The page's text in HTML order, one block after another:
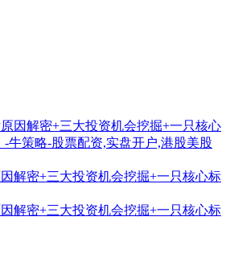
解密+三大投资机会挖掘+一只核心标
解密+三大投资机会挖掘+一只核心标